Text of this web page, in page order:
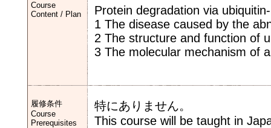
Course
Content / Plan
Protein degradation via
1 The disease caused by the
2 The structure and function of
3 The molecular mechanism of
履修条件
Course
Prerequisites
特にありません。
This course will be taught in